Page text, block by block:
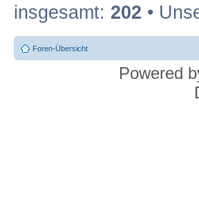
insgesamt: 202 •
Foren-Übersicht
Powered